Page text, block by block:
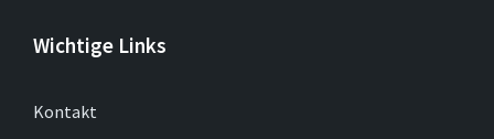
Wichtige Links
Kontakt